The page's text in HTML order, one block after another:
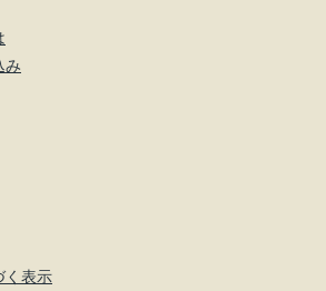
み
く表示